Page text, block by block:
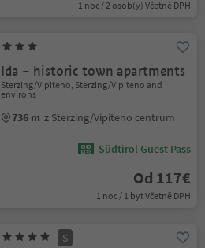
1 noc / 2 osob(y) Včetně DPH
Ida – historic town apartments
Sterzing/Vipiteno, Sterzing/Vipiteno and
environs
736 m z Sterzing/Vipiteno centrum
Südtirol Guest Pass
Od 117€
1 noc / 1 byt Včetně DPH
S